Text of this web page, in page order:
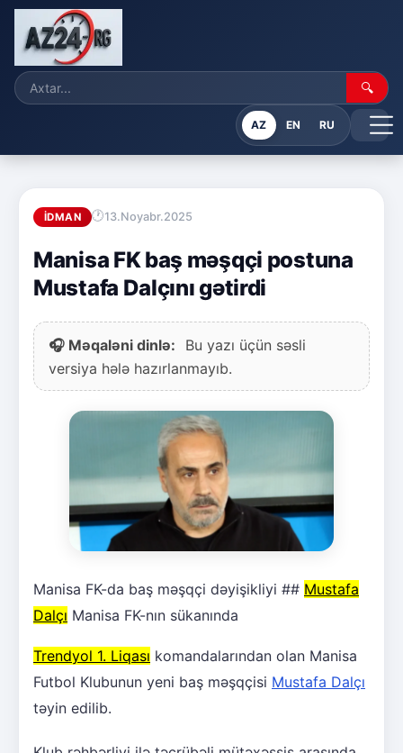
🔍
AZ EN RU
İDMAN 13.Noyabr.2025
Manisa FK baş məşqçi postuna
Mustafa Dalçını gətirdi
🎧 Məqaləni dinlə:
Bu yazı üçün səsli
versiya hələ hazırlanmayıb.
Manisa FK-da baş məşqçi dəyişikliyi ## Mustafa
Dalçı Manisa FK-nın sükanında
Trendyol 1. Liqası komandalarından olan Manisa
Futbol Klubunun yeni baş məşqçisi Mustafa Dalçı
təyin edilib.